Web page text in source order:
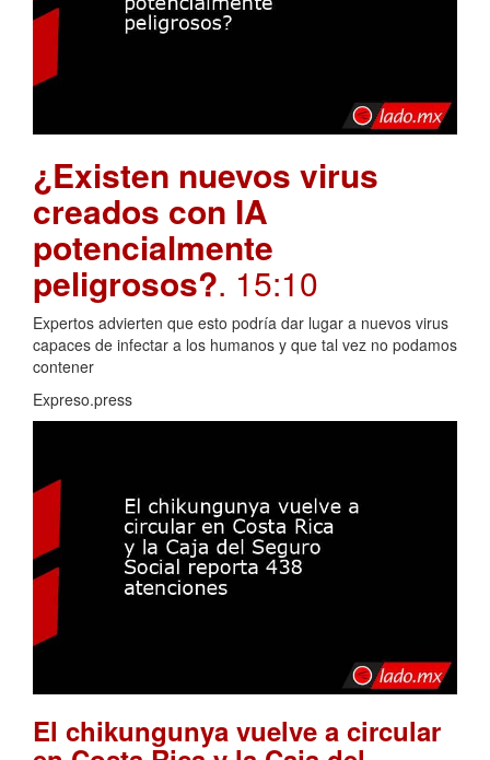
¿Existen nuevos virus
creados con IA
potencialmente
peligrosos?. 15:10
Expertos advierten que esto podría dar lugar a nuevos virus
capaces de infectar a los humanos y que tal vez no podamos
contener
Expreso.press
El chikungunya vuelve a circular